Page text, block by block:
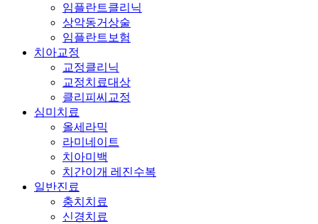
임플란트클리닉
상악동거상술
임플란트보험
치아교정
교정클리닉
교정치료대상
클리피씨교정
심미치료
올세라믹
라미네이트
치아미백
치간이개 레진수복
일반진료
충치치료
신경치료